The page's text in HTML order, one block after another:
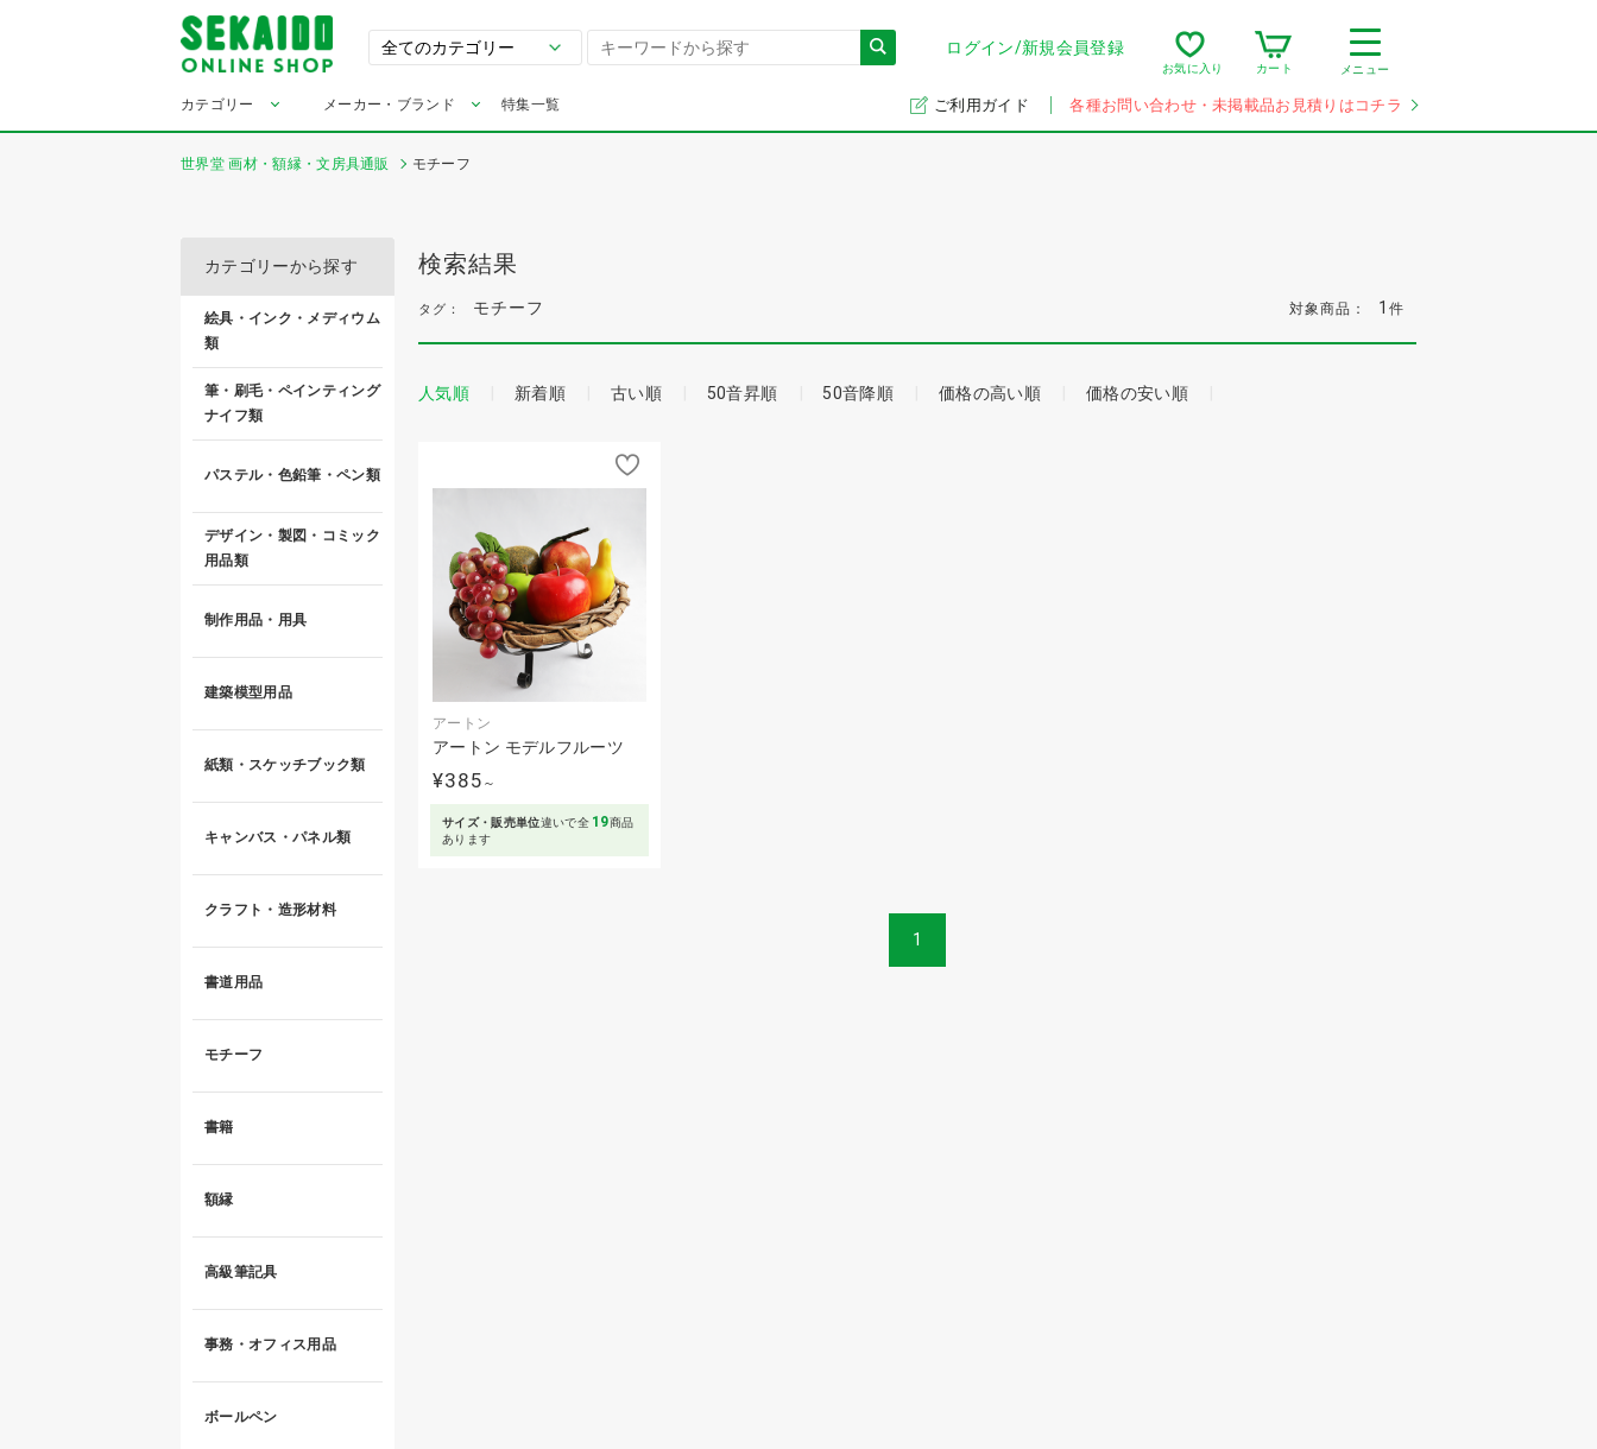
ログイン/新規会員登録
お気に入り カート メニュー
カテゴリー メーカー・ブランド 特集一覧 ご利用ガイド 各種お問い合わせ・未掲載品お見積りはコチラ
世界堂 画材・額縁・文房具通販 モチーフ
検索結果
タグ： モチーフ 対象商品： 1 件
人気順 新着順 古い順 50音昇順 50音降順 価格の高い順 価格の安い順
アートン
アートン モデルフルーツ
¥385 ～
サイズ・販売単位違いで全 19商品
あります
1
カテゴリーから探す
絵具・インク・メディウム
類
筆・刷毛・ペインティング
ナイフ類
パステル・色鉛筆・ペン類
デザイン・製図・コミック
用品類
制作用品・用具
建築模型用品
紙類・スケッチブック類
キャンバス・パネル類
クラフト・造形材料
書道用品
モチーフ
書籍
額縁
高級筆記具
事務・オフィス用品
ボールペン